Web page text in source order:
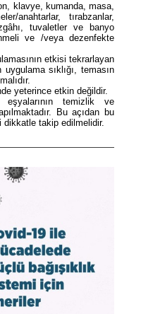
klavye, kumanda, masa,
anahtarlar, tırabzanlar,
tuvaletler ve banyo
ve /veya dezenfekte
etkisi tekrarlayan
sıklığı, temasın
yeterince etkin değildir.
temizlik ve
Bu açıdan bu
dikkatle takip edilmelidir.